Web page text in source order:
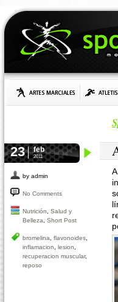
23 feb
2011
by admin
No Comments
Nutrición
Salud y
Belleza
Short Post
bromelina flavonoides
inflamacion
lesion
recuperacion muscular,
reposo